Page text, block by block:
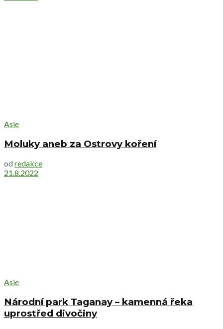
Asie
Moluky aneb za Ostrovy koření
od redakce
21.8.2022
Asie
Národní park Taganay – kamenná řeka
uprostřed divočiny